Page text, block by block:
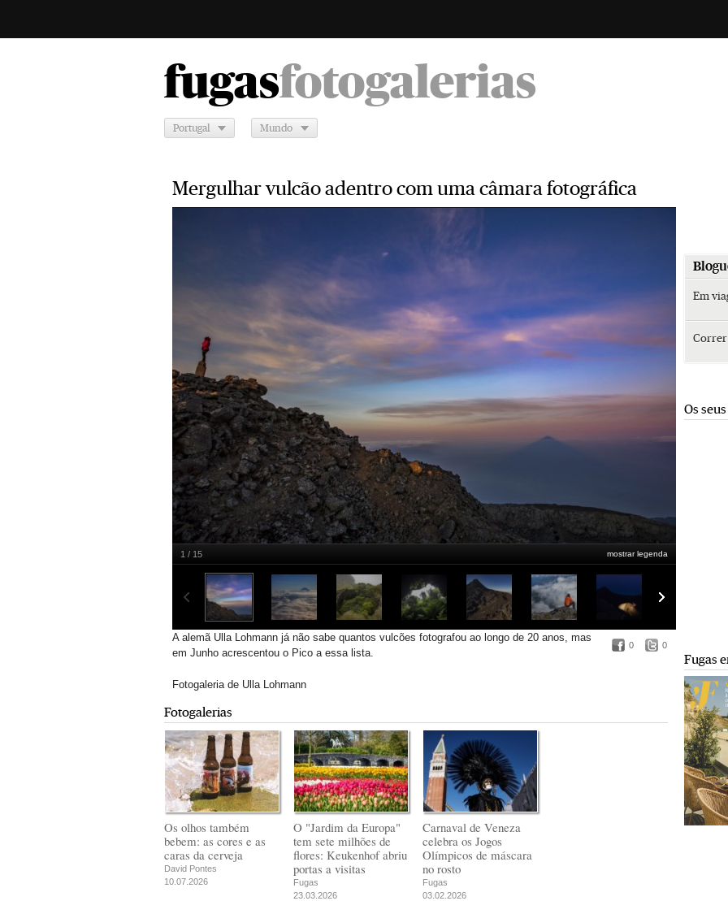
fugasfotogalerias
Portugal Mundo
Mergulhar vulcão adentro com uma câmara fotográfica
mostrar legenda
1 / 15
0 0
A alemã Ulla Lohmann já não sabe quantos vulcões fotografou ao longo de 20 anos, mas
em Junho acrescentou o Pico a essa lista.
Fotogaleria de Ulla Lohmann
Fotogalerias
Os olhos também
bebem: as cores e as
caras da cerveja
David Pontes
10.07.2026
O "Jardim da Europa"
tem sete milhões de
flores: Keukenhof abriu
portas a visitas
Fugas
23.03.2026
Carnaval de Veneza
celebra os Jogos
Olímpicos de máscara
no rosto
Fugas
03.02.2026
Em
Os
Fugas